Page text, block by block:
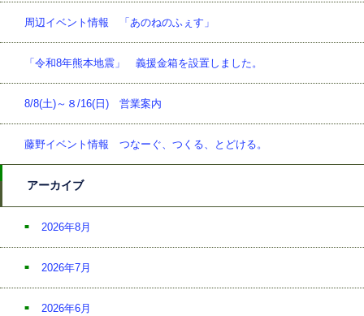
周辺イベント情報 「あのねのふぇす」
「令和8年熊本地震」 義援金箱を設置しました。
8/8(土)～８/16(日) 営業案内
藤野イベント情報 つなーぐ、つくる、とどける。
アーカイブ
2026年8月
2026年7月
2026年6月